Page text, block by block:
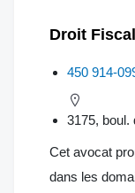
Droit
450 914-
3175, boul.
Cet avocat
dans les